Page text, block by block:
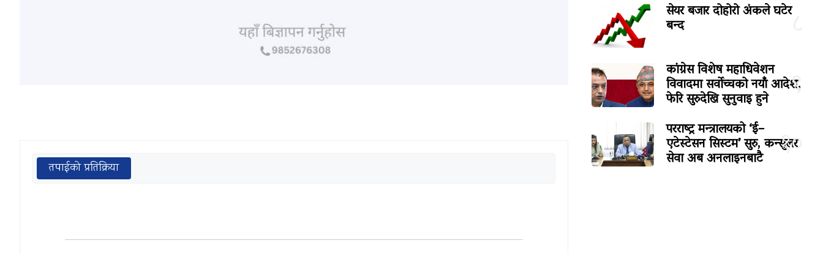
तपाईको प्रतिक्रिया
सेयर बजार दोहोरो अंकले घटेर
बन्द
९
कांग्रेस विशेष महाधिवेशन
विवादमा सर्वोच्चको नयाँ आदेश,
फेरि सुरुदेखि सुनुवाइ हुने
१०
परराष्ट्र मन्त्रालयको ‘ई–
एटेस्टेसन सिस्टम’ सुरु, कन्सुलर
सेवा अब अनलाइनबाटै